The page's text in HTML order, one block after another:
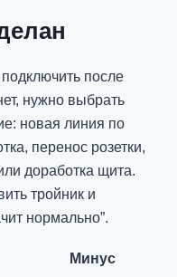
после
нужно выбрать
новая линия по
перенос розетки,
доработка щита.
тройник и
нормально”.
Минус